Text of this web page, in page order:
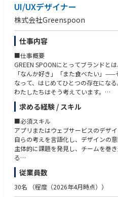
【主な取り組み】
・当たり前品質と魅力的品質の実現
障害はないのが当たり前、使ってい
す。
・効率化への取り組み
上流工程からTDDに取り組み、CIを
戻りを最小限にします。
【働く魅力・やりがい・ポジションの
・Figma API、MCP、画像/動画/コピ
タドリブンに大規模生成する仕組み
・生成AIが依然抱える「ブランドセ
綻」「コピーの空虚さ」「動画の事
ング、評価設計の三方から解決する
・国内BtoB SaaSで本格的に
は多くなく、デザイナー×エンジニ
して築ける
・自社プロダクト（会計、業務ソフ
落とし込める
UI/UXデザイナー
株式会社Greenspoon
仕事内容
■仕事概要
GREEN SPOONにとってブランドとは
「なんか好き」「また食べたい」
なって、はじめてひとつの存在になる
わたしたちはそう考えています。
だから、画面の中の一つひとつも、
くない。
商品との出会いに、心が動く。迷わ
けたくなっている。
その積み重ねが、GREEN SPOONと
このポジションでお願いしたいのは
ンすることに責任とやりがいを持てる
■このポジションの魅力
求める経験 / スキル
■必須スキル
アプリまたはウェブサービスのデザ
自らの考えを言語化し、デザインの
主体的に課題を発見し、チームを巻
る
■歓迎スキル
ユーザー視点とビジネス視点を考慮
従業員数
30名 （程度（2026年4月時点））